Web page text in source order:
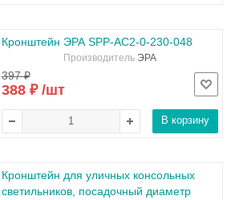
Кронштейн ЭРА SPP-AC2-0-230-048
Производитель ЭРА
397 ₽
388 ₽ /шт
В корзину
Кронштейн для уличных консольных
светильников, посадочный диаметр